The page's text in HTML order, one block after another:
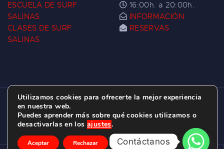
ESCUELA DE SURF
SALINAS
CLASES DE SURF
SALINAS
16:00h. a 20:00h.
INFORMACIÓN
RESERVAS
ESCUELA DE SURF LAS DUNAS ©
2026.
C/ BERNARDO ÁLVAREZ GALAN 1, SALINAS
(ASTURIAS)
Utilizamos cookies para ofrecerte la mejor experiencia
en nuestra web.
Puedes aprender más sobre qué cookies utilizamos o
desactivarlas en los ajustes.
Aceptar Rechazar Ajustes
Contáctanos